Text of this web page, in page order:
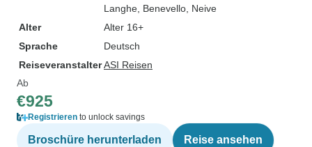
Langhe , Benevello , Neive
Alter
Alter 16+
Sprache
Deutsch
ReiseveranstalterASI Reisen
Ab
€925
Registrieren to unlock savings
Broschüre herunterladen Reise ansehen